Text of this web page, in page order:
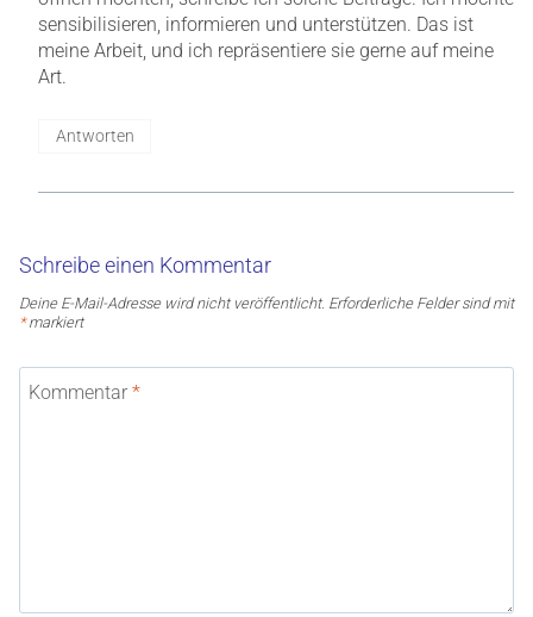
sensibilisieren, informieren und unterstützen. Das ist
meine Arbeit, und ich repräsentiere sie gerne auf meine
Art.
Antworten
Schreibe einen Kommentar
Deine E-Mail-Adresse wird nicht veröffentlicht. Erforderliche Felder sind mit
*markiert
Kommentar *